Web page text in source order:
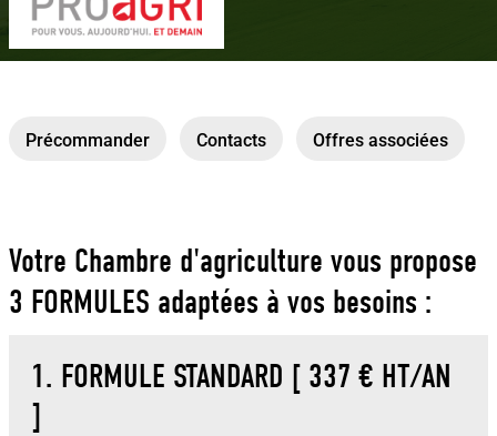
Précommander Contacts Offres associées
Votre Chambre d'agriculture vous propose
3 FORMULES adaptées à vos besoins :
1. FORMULE STANDARD [ 337 € HT/AN
]